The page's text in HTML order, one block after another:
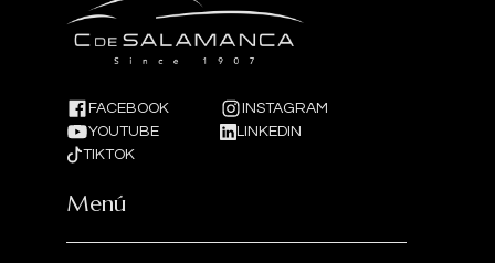
FACEBOOK
INSTAGRAM
YOUTUBE
LINKEDIN
TIKTOK
Menú